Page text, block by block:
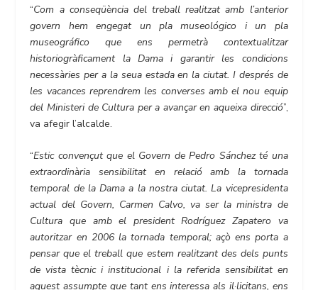
“Com a conseqüència del treball realitzat amb l’anterior
govern hem engegat un pla museológico i un pla
museográfico que ens permetrà contextualitzar
historiogràficament la Dama i garantir les condicions
necessàries per a la seua estada en la ciutat. I després de
les vacances reprendrem les converses amb el nou equip
del Ministeri de Cultura per a avançar en aqueixa direcció”,
va afegir l’alcalde.
“Estic convençut que el Govern de Pedro Sánchez té una
extraordinària sensibilitat en relació amb la tornada
temporal de la Dama a la nostra ciutat. La vicepresidenta
actual del Govern, Carmen Calvo, va ser la ministra de
Cultura que amb el president Rodríguez Zapatero va
autoritzar en 2006 la tornada temporal; açò ens porta a
pensar que el treball que estem realitzant des dels punts
de vista tècnic i institucional i la referida sensibilitat en
aquest assumpte que tant ens interessa als il·licitans, ens